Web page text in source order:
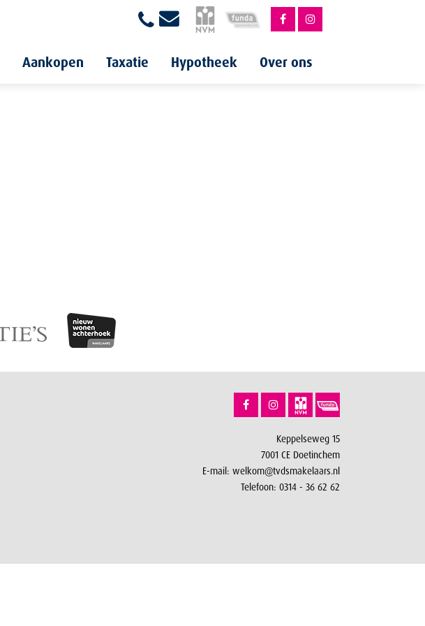
Aankopen Taxatie Hypotheek Over ons
Keppelseweg 15
7001 CE Doetinchem
E-mail: welkom@tvdsmakelaars.nl
Telefoon: 0314 - 36 62 62